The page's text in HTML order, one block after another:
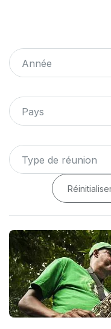
Année
Pays
Type de réunion